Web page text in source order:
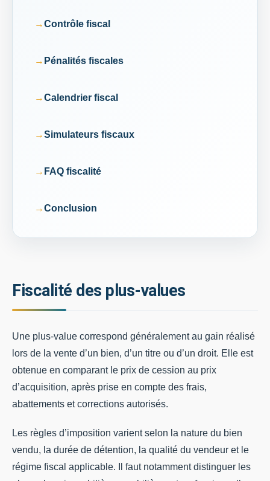
Contrôle fiscal
Pénalités fiscales
Calendrier fiscal
Simulateurs fiscaux
FAQ fiscalité
Conclusion
Fiscalité des plus-values
Une plus-value correspond généralement au gain réalisé
lors de la vente d’un bien, d’un titre ou d’un droit. Elle est
obtenue en comparant le prix de cession au prix
d’acquisition, après prise en compte des frais,
abattements et corrections autorisés.
Les règles d’imposition varient selon la nature du bien
vendu, la durée de détention, la qualité du vendeur et le
régime fiscal applicable. Il faut notamment distinguer les